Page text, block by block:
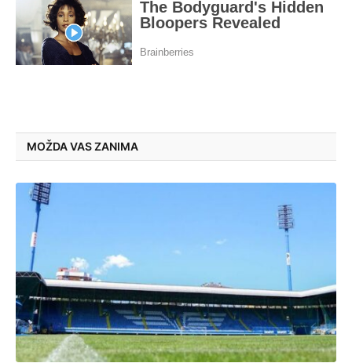
MOŽDA VAS ZANIMA